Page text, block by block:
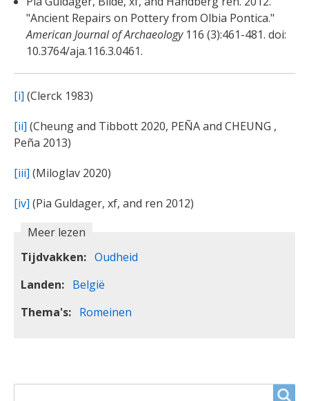
"Ancient Repairs on Pottery from Olbia Pontica."
American Journal of Archaeology116 (3):461-481. doi:
10.3764/aja.116.3.0461.
[i] (Clerck 1983)
[ii] (Cheung and Tibbott 2020, PEÑA and CHEUNG ,
Peña 2013)
[iii] (Miloglav 2020)
[iv] (Pia Guldager, xf, and ren 2012)
Meer lezen
Tijdvakken
Oudheid
Landen
België
Thema's
Romeinen
ZOEKVELD